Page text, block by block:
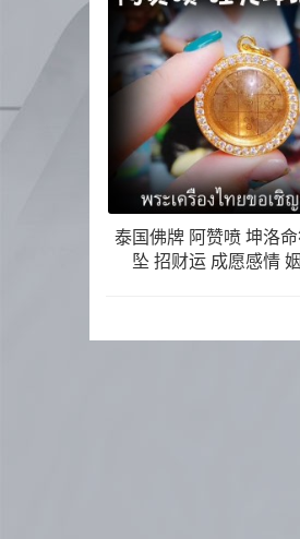
泰国佛牌 阿赞喷 坤洛
坠 招财运 成愿感情